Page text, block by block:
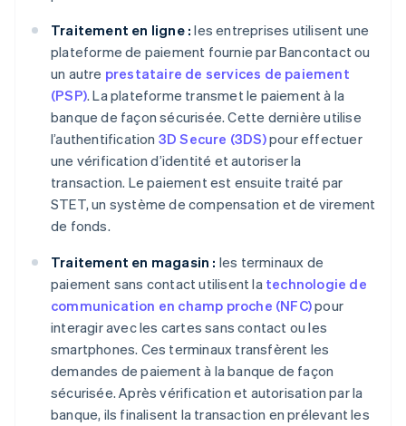
Traitement en ligne : les entreprises utilisent une
plateforme de paiement fournie par Bancontact ou
un autre prestataire de services de paiement
(PSP). La plateforme transmet le paiement à la
banque de façon sécurisée. Cette dernière utilise
l’authentification 3D Secure (3DS)pour effectuer
une vérification d’identité et autoriser la
transaction. Le paiement est ensuite traité par
STET, un système de compensation et de virement
de fonds.
Traitement en magasin : les terminaux de
paiement sans contact utilisent la technologie de
communication en champ proche (NFC)pour
interagir avec les cartes sans contact ou les
smartphones. Ces terminaux transfèrent les
demandes de paiement à la banque de façon
sécurisée. Après vérification et autorisation par la
banque, ils finalisent la transaction en prélevant les